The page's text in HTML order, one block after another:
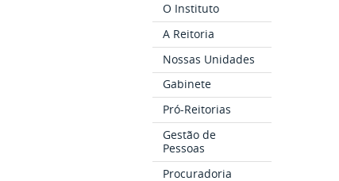
O Instituto
A Reitoria
Nossas Unidades
Gabinete
Pró-Reitorias
Gestão de
Pessoas
Procuradoria